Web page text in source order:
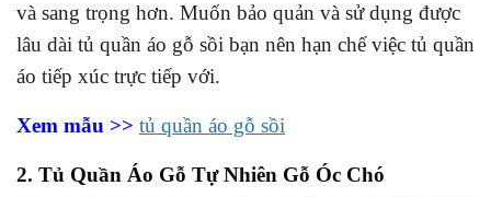
và sang trọng hơn. Muốn bảo quản và sử dụng được
lâu dài tủ quần áo gỗ sồi bạn nên hạn chế việc tủ quần
áo tiếp xúc trực tiếp với.
Xem mẫu >> tủ quần áo gỗ sồi
2. Tủ Quần Áo Gỗ Tự Nhiên Gỗ Óc Chó